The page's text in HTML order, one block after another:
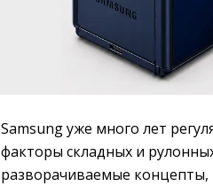
Samsung уже много лет
факторы складных и
разворачиваемые концепты,